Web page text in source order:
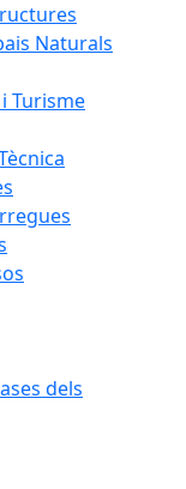
Naturals
Turisme
dels